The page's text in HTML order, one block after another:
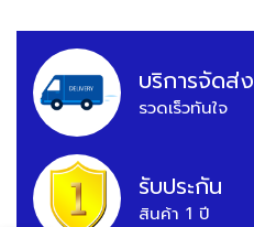
บริการจัดส่ง
รวดเร็วทันใจ
รับประกัน
สินค้า 1 ปี